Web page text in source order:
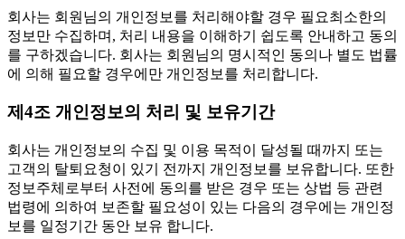
회사는 회원님의 개인정보를 처리해야할 경우 필요최소한의
정보만 수집하며, 처리 내용을 이해하기 쉽도록 안내하고 동의
를 구하겠습니다. 회사는 회원님의 명시적인 동의나 별도 법률
에 의해 필요할 경우에만 개인정보를 처리합니다.
제4조 개인정보의 처리 및 보유기간
회사는 개인정보의 수집 및 이용 목적이 달성될 때까지 또는
고객의 탈퇴요청이 있기 전까지 개인정보를 보유합니다. 또한
정보주체로부터 사전에 동의를 받은 경우 또는 상법 등 관련
법령에 의하여 보존할 필요성이 있는 다음의 경우에는 개인정
보를 일정기간 동안 보유 합니다.